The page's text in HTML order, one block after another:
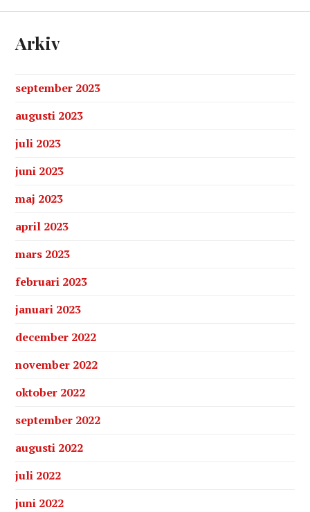
Arkiv
september 2023
augusti 2023
juli 2023
juni 2023
maj 2023
april 2023
mars 2023
februari 2023
januari 2023
december 2022
november 2022
oktober 2022
september 2022
augusti 2022
juli 2022
juni 2022